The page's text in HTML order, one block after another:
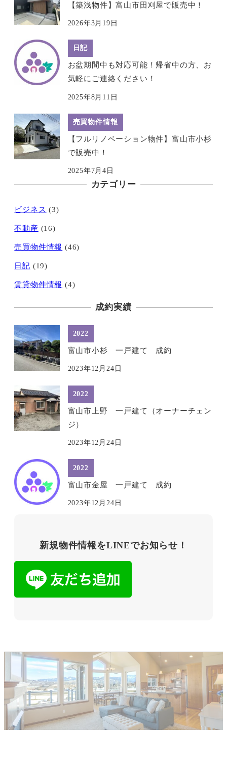
【築浅物件】富山市田刈屋で販売中！
2026年3月19日
日記
お盆期間中も対応可能！帰省中の方、お
気軽にご連絡ください！
2025年8月11日
売買物件情報
【フルリノベーション物件】富山市小杉
で販売中！
2025年7月4日
カテゴリー
ビジネス (3)
不動産 (16)
売買物件情報 (46)
日記 (19)
賃貸物件情報 (4)
成約実績
2022
富山市小杉 一戸建て 成約
2023年12月24日
2022
富山市上野 一戸建て（オーナーチェン
ジ）
2023年12月24日
2022
富山市金屋 一戸建て 成約
2023年12月24日
新規物件情報をLINEでお知らせ！